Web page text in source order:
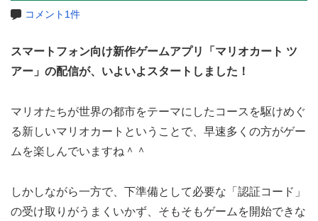
コメント1件
スマートフォン向け新作ゲームアプリ「マリオカート ツ
アー」の配信が、いよいよスタートしました！
マリオたちが世界の都市をテーマにしたコースを駆けめぐ
る新しいマリオカートということで、早速多くの方がゲー
ムを楽しんでいますね＾＾
しかしながら一方で、下準備として必要な「認証コード」
の受け取りがうまくいかず、そもそもゲームを開始できな